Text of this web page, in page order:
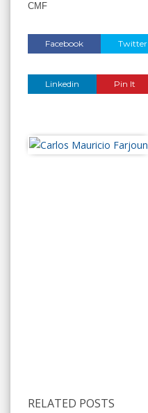
CMF
Facebook Twitter
Linkedin Pin It
RELATED POSTS